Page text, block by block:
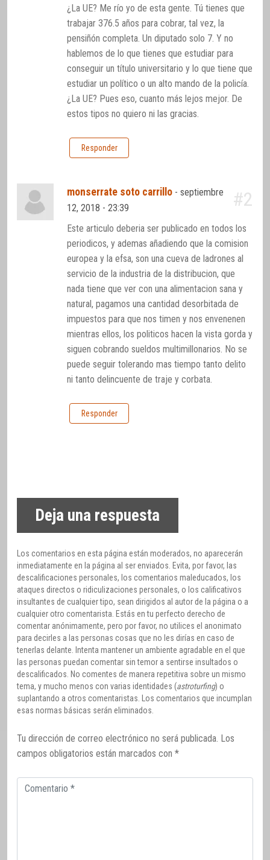
¿La UE? Me río yo de esta gente. Tú tienes que
trabajar 376.5 años para cobrar, tal vez, la
pensiñón completa. Un diputado solo 7. Y no
hablemos de lo que tienes que estudiar para
conseguir un título universitario y lo que tiene que
estudiar un político o un alto mando de la policía.
¿La UE? Pues eso, cuanto más lejos mejor. De
estos tipos no quiero ni las gracias.
Responder
monserrate soto carrillo -septiembre
12, 2018 - 23:39
#2
Este articulo deberia ser publicado en todos los
periodicos, y ademas añadiendo que la comision
europea y la efsa, son una cueva de ladrones al
servicio de la industria de la distribucion, que
nada tiene que ver con una alimentacion sana y
natural, pagamos una cantidad desorbitada de
impuestos para que nos timen y nos envenenen
mientras ellos, los politicos hacen la vista gorda y
siguen cobrando sueldos multimillonarios. No se
puede seguir tolerando mas tiempo tanto delito
ni tanto delincuente de traje y corbata.
Responder
Deja una respuesta
Los comentarios en esta página están moderados, no aparecerán
inmediatamente en la página al ser enviados. Evita, por favor, las
descalificaciones personales, los comentarios maleducados, los
ataques directos o ridiculizaciones personales, o los calificativos
insultantes de cualquier tipo, sean dirigidos al autor de la página o a
cualquier otro comentarista. Estás en tu perfecto derecho de
comentar anónimamente, pero por favor, no utilices el anonimato
para decirles a las personas cosas que no les dirías en caso de
tenerlas delante. Intenta mantener un ambiente agradable en el que
las personas puedan comentar sin temor a sentirse insultados o
descalificados. No comentes de manera repetitiva sobre un mismo
tema, y mucho menos con varias identidades (astroturfing) o
suplantando a otros comentaristas. Los comentarios que incumplan
esas normas básicas serán eliminados.
Tu dirección de correo electrónico no será publicada. Los
campos obligatorios están marcados con *
Comentario